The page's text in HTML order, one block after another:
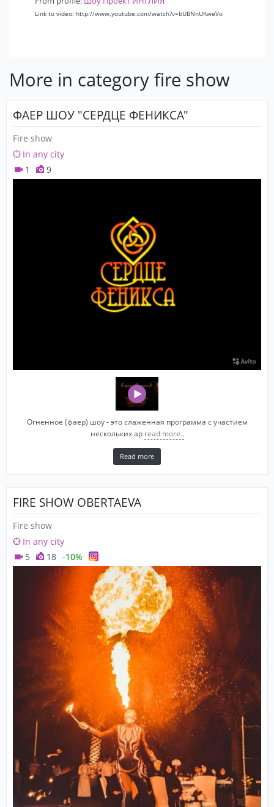
Link to video: http://www.youtube.com/watch?v=bUBNnUKweVo
More in category fire show
ФАЕР ШОУ "СЕРДЦЕ ФЕНИКСА"
Fire show
In any city
1
9
Огненное (фаер) шоу - это слаженная программа с участием
нескольких ар read more..
Read more
FIRE SHOW OBERTAEVA
Fire show
In any city
5
18 -10%